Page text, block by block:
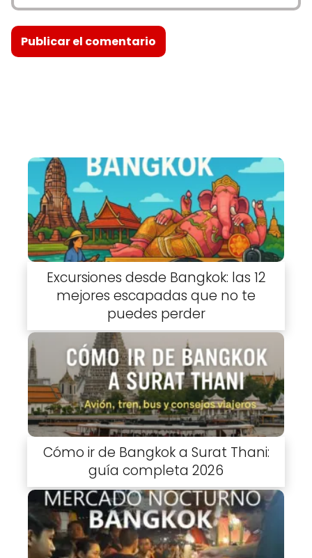
Excursiones desde Bangkok: las 12
mejores escapadas que no te
puedes perder
Cómo ir de Bangkok a Surat Thani:
guía completa 2026